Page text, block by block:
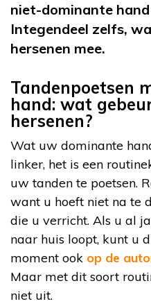
niet-dominante
Integendeel zelfs,
hersenen mee.
Tandenpoetsen
hand: wat
hersenen?
Wat uw dominante
linker, het is een
uw tanden te poetsen.
want u hoeft niet na te
die u verricht. Als u al
naar huis loopt, kunt u
moment ook op de
Maar met dit soort
niet uit.